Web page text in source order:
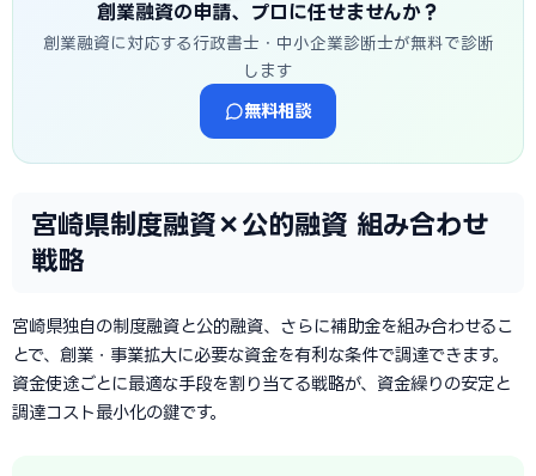
創業融資の申請、プロに任せませんか？
創業融資に対応する行政書士・中小企業診断士が無料で診断
します
無料相談
宮崎県制度融資×公的融資 組み合わせ
戦略
宮崎県独自の制度融資と公的融資、さらに補助金を組み合わせるこ
とで、創業・事業拡大に必要な資金を有利な条件で調達できます。
資金使途ごとに最適な手段を割り当てる戦略が、資金繰りの安定と
調達コスト最小化の鍵です。